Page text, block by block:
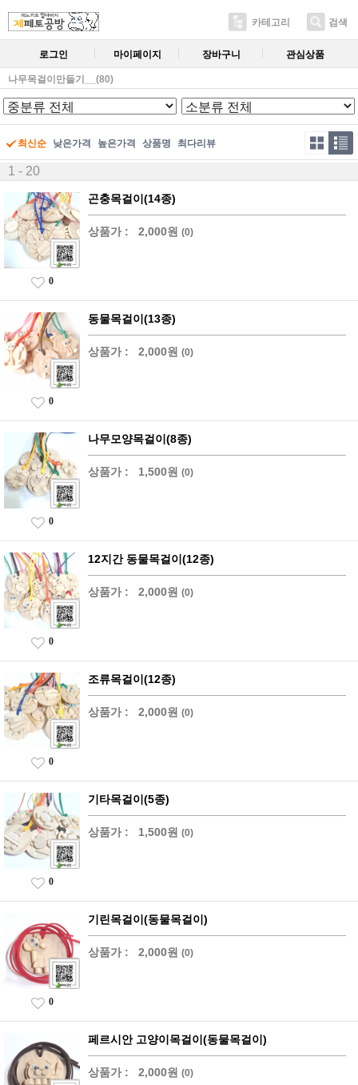
카테고리 검색
로그인 마이페이지 장바구니 관심상품
나무목걸이만들기__(80)
최신순 낮은가격 높은가격 상품명 최다리뷰
1 - 20
곤충목걸이(14종)
상품가 : 2,000원 (0)
0
동물목걸이(13종)
상품가 : 2,000원 (0)
0
나무모양목걸이(8종)
상품가 : 1,500원 (0)
0
12지간 동물목걸이(12종)
상품가 : 2,000원 (0)
0
조류목걸이(12종)
상품가 : 2,000원 (0)
0
기타목걸이(5종)
상품가 : 1,500원 (0)
0
기린목걸이(동물목걸이)
상품가 : 2,000원 (0)
0
페르시안 고양이목걸이(동물목걸이)
상품가 : 2,000원 (0)